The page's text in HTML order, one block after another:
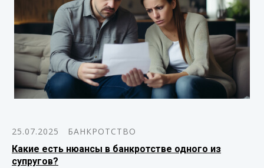
25.07.2025
БАНКРОТСТВО
Какие есть нюансы в банкротстве одного из
супругов?